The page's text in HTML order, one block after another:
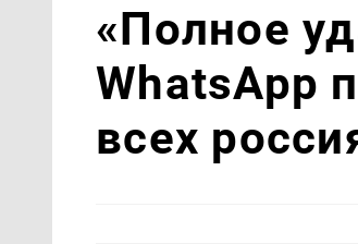
«Полное
WhatsApp
всех